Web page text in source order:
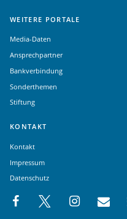
WEITERE PORTALE
Media-Daten
Ansprechpartner
Bankverbindung
Sonderthemen
Stiftung
KONTAKT
Kontakt
Impressum
Datenschutz